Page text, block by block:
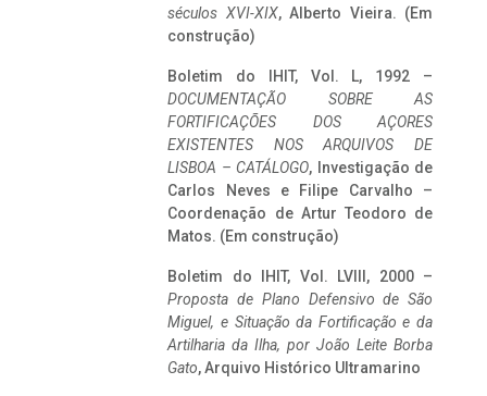
séculos XVI-XIX, Alberto Vieira. (Em
construção)
Boletim do IHIT, Vol. L, 1992 –
DOCUMENTAÇÃO SOBRE AS
FORTIFICAÇÕES DOS AÇORES
EXISTENTES NOS ARQUIVOS DE
LISBOA – CATÁLOGO, Investigação de
Carlos Neves e Filipe Carvalho –
Coordenação de Artur Teodoro de
Matos. (Em construção)
Boletim do IHIT, Vol. LVIII, 2000 –
Proposta de Plano Defensivo de São
Miguel, e Situação da Fortificação e da
Artilharia da Ilha, por João Leite Borba
Gato, Arquivo Histórico Ultramarino